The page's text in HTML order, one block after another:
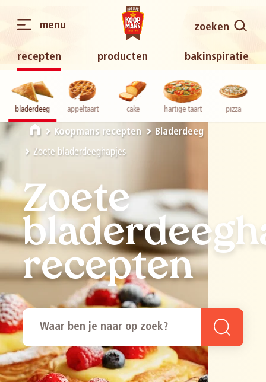
recepten producten bakinspiratie
zoeken
menu
bladerdeeg appeltaart cake hartige taart pizza
Koopmans recepten Bladerdeeg
Zoete bladerdeeghapjes
Zoete
recepten